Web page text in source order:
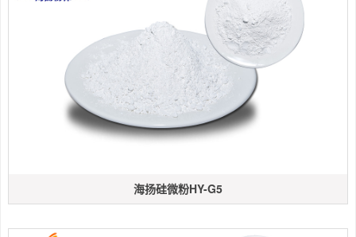
海扬硅微粉HY-G5